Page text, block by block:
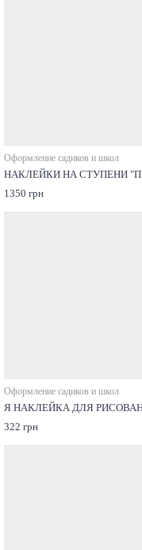
Оформление садиков и школ
НАКЛЕЙКИ НА СТУПЕНИ
1350 грн
Оформление садиков и школ
Я НАКЛЕЙКА ДЛЯ
322 грн